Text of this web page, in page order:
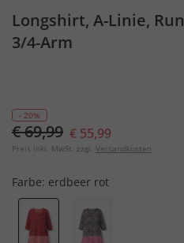
Longshirt, A-Linie,
3/4-Arm
- 20%
€ 69,99 € 55,99
Preis inkl. MwSt. zzgl. Versandkosten
Farbe: erdbeer rot